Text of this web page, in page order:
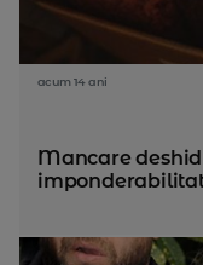
acum 14 ani
Mancare